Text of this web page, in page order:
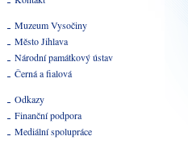
Muzeum Vysočiny
Město Jihlava
Národní památkový ústav
Černá a fialová
Odkazy
Finanční podpora
Mediální spolupráce